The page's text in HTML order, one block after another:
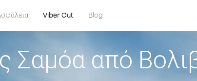
Viber Out Blog
Σαμόα από